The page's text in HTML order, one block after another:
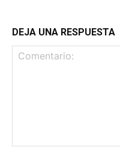
DEJA UNA RESPUESTA